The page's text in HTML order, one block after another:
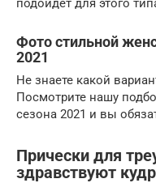
подойдет для этого
Фото стильной
2021
Не знаете какой
Посмотрите нашу
сезона 2021 и вы
Прически для
здравствуют